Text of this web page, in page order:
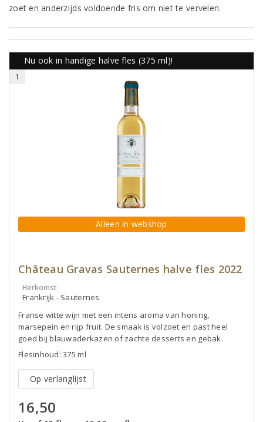
zoet en anderzijds voldoende fris om niet te vervelen.
Nu ook in handige halve fles (375 ml)!
1
Alleen in webshop
Château Gravas Sauternes halve fles 2022
Herkomst
Frankrijk - Sauternes
Franse witte wijn met een intens aroma van honing,
marsepein en rijp fruit. De smaak is volzoet en past heel
goed bij blauwaderkazen of zachte desserts en gebak.
Flesinhoud: 375 ml
Op verlanglijst
16,50